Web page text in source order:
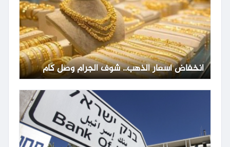
انخفاض أسعار الذهب.. شوف الجرام وصل كام